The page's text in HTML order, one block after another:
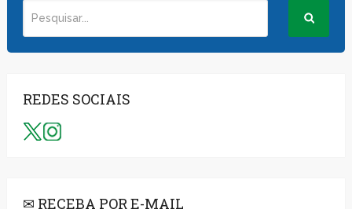
REDES SOCIAIS
✉ RECEBA POR E-MAIL